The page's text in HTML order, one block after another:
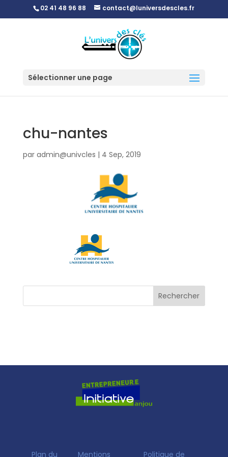
02 41 48 96 88 contact@luniversdescles.fr
Sélectionner une page
chu-nantes
par admin@univcles | 4 Sep, 2019
Plan du Mentions Politique de